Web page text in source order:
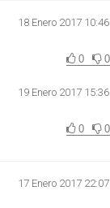
18 Enero 2017 10:46
0
0
19 Enero 2017 15:36
0
0
17 Enero 2017 22:07